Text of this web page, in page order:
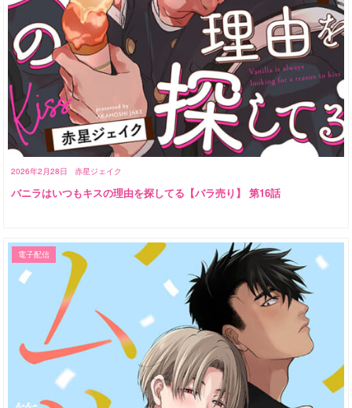
2026年2月28日 赤星ジェイク
バニラはいつもキスの理由を探してる【バラ売り】 第16話
電子配信